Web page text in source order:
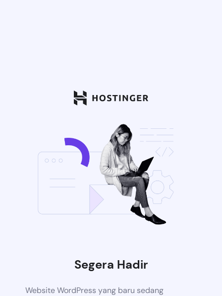
Segera Hadir
Website WordPress yang baru sedang